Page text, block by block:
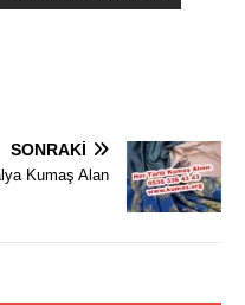
SONRAKI
Kumaş Alan